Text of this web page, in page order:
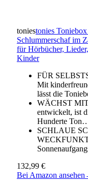
toniestonies
Schlummerschaf im
für Hörbücher,
Kinder
FÜR
Mit
lässt die
WÄCHST
entwickelt, ist
Hunderte
SCHLAUE
132,99 €
Bei Amazon ansehen